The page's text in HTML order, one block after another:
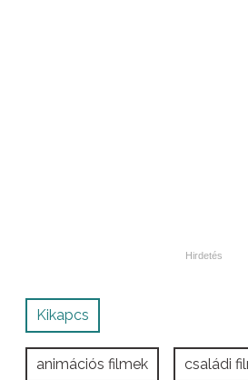
Kikapcs
animációs filmek családi